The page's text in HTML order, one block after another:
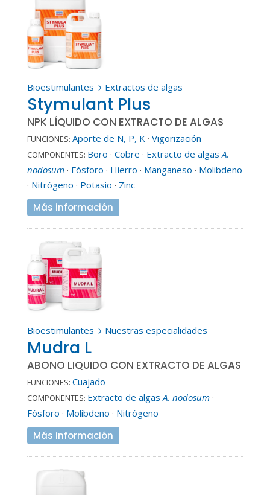
Bioestimulantes 5 Extractos de algas
Stymulant Plus
NPK LÍQUIDO CON EXTRACTO DE ALGAS
FUNCIONES: Aporte de N, P, K· Vigorización
COMPONENTES: Boro · Cobre · Extracto de algasA.
nodosum· Fósforo · Hierro · Manganeso · Molibdeno
· Nitrógeno · Potasio · Zinc
Más información
Bioestimulantes 5 Nuestras especialidades
Mudra L
ABONO LIQUIDO CON EXTRACTO DE ALGAS
FUNCIONES: Cuajado
COMPONENTES: Extracto de algas A. nodosum·
Fósforo · Molibdeno · Nitrógeno
Más información